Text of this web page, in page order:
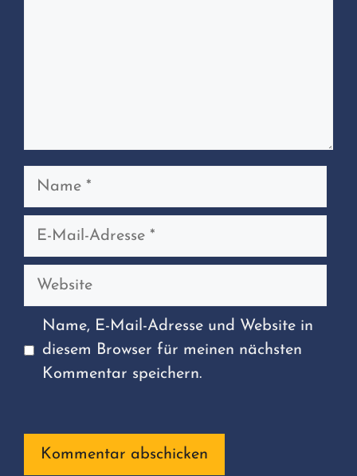
Name
Adresse
Website
Name, E-Mail-Adresse und Website in
diesem Browser für meinen nächsten
Kommentar speichern.